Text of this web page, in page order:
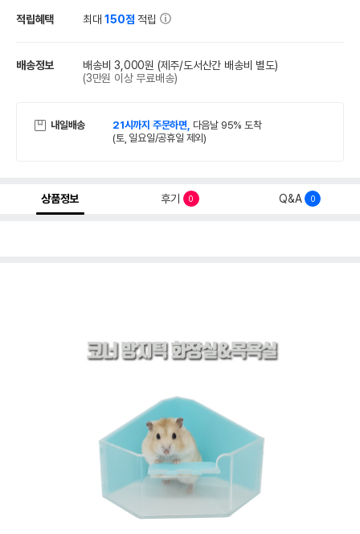
적립혜택 최대150점 적립
배송정보 배송비 3,000원 (제주/도서산간 배송비 별도)
(3만원 이상 무료배송)
내일배송 21시까지 주문하면, 다음날 95% 도착
(토, 일요일/공휴일 제외)
상품정보 후기 0 Q&A 0